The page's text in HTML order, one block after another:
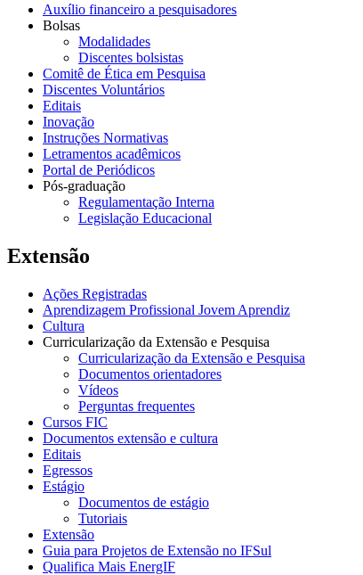
Auxílio financeiro a pesquisadores
Bolsas
Modalidades
Discentes bolsistas
Comitê de Ética em Pesquisa
Discentes Voluntários
Editais
Inovação
Instruções Normativas
Letramentos acadêmicos
Portal de Periódicos
Pós-graduação
Regulamentação Interna
Legislação Educacional
Extensão
Ações Registradas
Aprendizagem Profissional Jovem Aprendiz
Cultura
Curricularização da Extensão e Pesquisa
Curricularização da Extensão e Pesquisa
Documentos orientadores
Vídeos
Perguntas frequentes
Cursos FIC
Documentos extensão e cultura
Editais
Egressos
Estágio
Documentos de estágio
Tutoriais
Extensão
Guia para Projetos de Extensão no IFSul
Qualifica Mais EnergIF